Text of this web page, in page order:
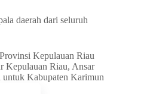
daerah dari seluruh
Kepulauan Riau
Kepulauan Riau, Ansar
untuk Kabupaten Karimun